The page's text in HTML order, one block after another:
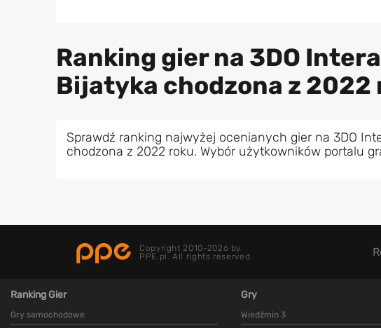
Ranking gier na 3DO
Bijatyka chodzona z 2022
Sprawdź ranking najwyżej ocenianych gier na 3DO
chodzona z 2022 roku. Wybór użytkowników portalu
Copyright 2010-2026 by
PPE.pl. All rights reserved.
Ranking Gier
Gry samochodowe
Gry
Wiedźmin 3